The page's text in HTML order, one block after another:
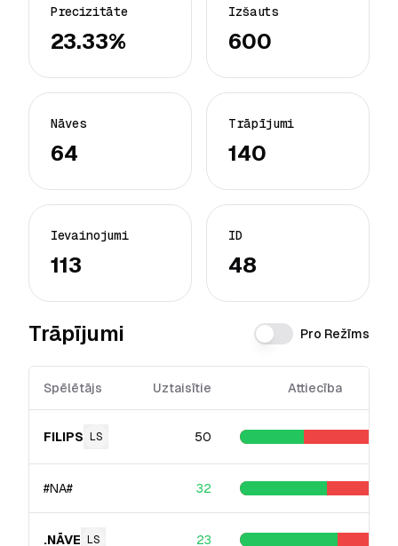
Precizitāte
23.33%
Izšauts
600
Nāves
64
Trāpījumi
140
Ievainojumi
113
ID
48
Trāpījumi Pro Režīms
Spēlētājs Uztaisītie Attiecība
FILIPS LS 50
#NA# 32
.NĀVE LS 23